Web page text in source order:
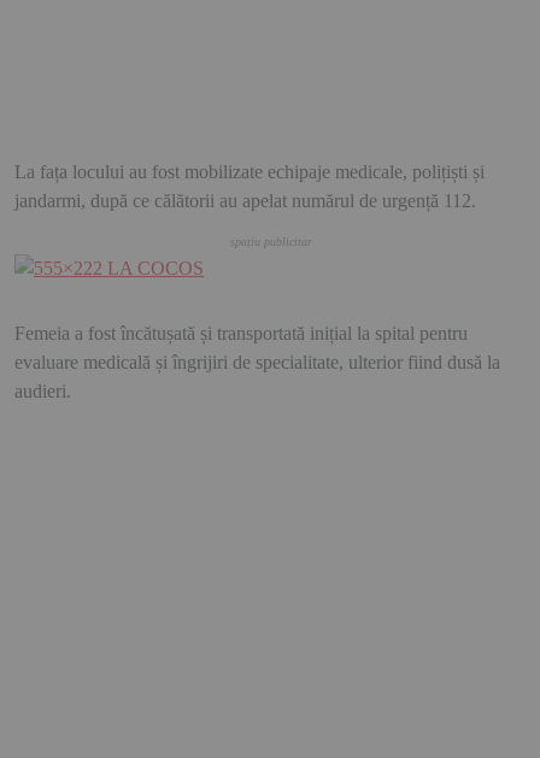
La fața locului au fost mobilizate echipaje medicale, polițiști și
jandarmi, după ce călătorii au apelat numărul de urgență 112.
Femeia a fost încătușată și transportată inițial la spital pentru
evaluare medicală și îngrijiri de specialitate, ulterior fiind dusă la
audieri.